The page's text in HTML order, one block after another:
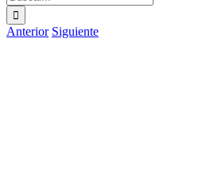
Anterior Siguiente